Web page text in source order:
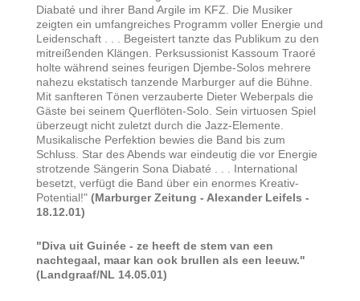
Diabaté und ihrer Band Argile im KFZ. Die Musiker
zeigten ein umfangreiches Programm voller Energie und
Leidenschaft . . . Begeistert tanzte das Publikum zu den
mitreißenden Klängen. Perksussionist Kassoum Traoré
holte während seines feurigen Djembe-Solos mehrere
nahezu ekstatisch tanzende Marburger auf die Bühne.
Mit sanfteren Tönen verzauberte Dieter Weberpals die
Gäste bei seinem Querflöten-Solo. Sein virtuosen Spiel
überzeugt nicht zuletzt durch die Jazz-Elemente.
Musikalische Perfektion bewies die Band bis zum
Schluss. Star des Abends war eindeutig die vor Energie
strotzende Sängerin Sona Diabaté . . . International
besetzt, verfügt die Band über ein enormes Kreativ-
Potential!" (Marburger Zeitung - Alexander Leifels -
18.12.01)
"Diva uit Guinée - ze heeft de stem van een
nachtegaal, maar kan ook brullen als een leeuw."
(Landgraaf/NL 14.05.01)